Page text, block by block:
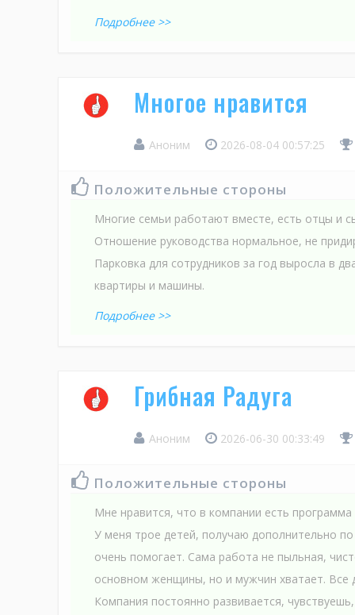
Подробнее >>
Многое нравится
Аноним 2026-08-04 00:57:25
Положительные стороны
Многие семьи работают вместе, есть отцы и
Отношение руководства нормальное, не
Парковка для сотрудников за год выросла в
квартиры и машины.
Подробнее >>
Грибная Радуга
Аноним 2026-06-30 00:33:49
Положительные стороны
Мне нравится, что в компании есть
У меня трое детей, получаю дополнительно
очень помогает. Сама работа не пыльная,
основном женщины, но и мужчин хватает. Все
Компания постоянно развивается,